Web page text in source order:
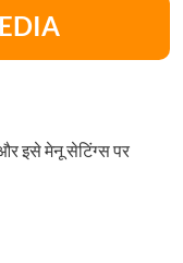
इसे मेनू सेटिंग्स पर